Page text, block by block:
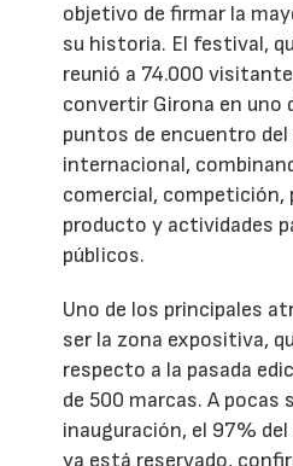
objetivo de firmar la
su historia. El festival,
reunió a 74.000
convertir Girona en uno
puntos de encuentro
internacional,
comercial, competición,
producto y actividades
públicos.
Uno de los principales
ser la zona expositiva,
respecto a la pasada
de 500 marcas. A pocas
inauguración, el 97%
ya está reservado,